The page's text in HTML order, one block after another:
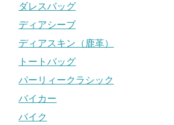
ダレスバッグ
ディアシーブ
ディアスキン（鹿革）
トートバッグ
パーリィークラシック
バイカー
バイク